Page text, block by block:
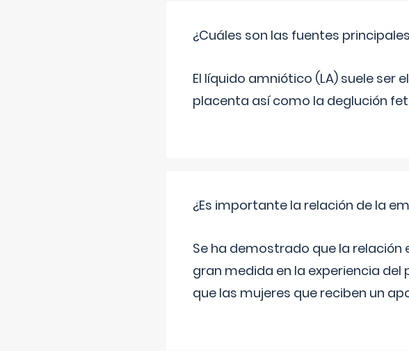
¿Cuáles son las fuentes
El líquido amniótico (LA) suele
placenta así como la deglución
¿Es importante la relación de la
Se ha demostrado que la relación
gran medida en la experiencia
que las mujeres que reciben un